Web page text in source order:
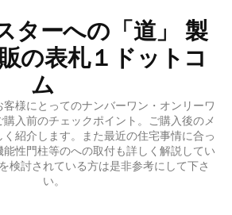
ターへの「道」 製
の表札１ドットコ
ム
様にとってのナンバーワン・オンリーワ
入前のチェックポイント。ご購入後のメ
紹介します。また最近の住宅事情に合っ
性門柱等のへの取付も詳しく解説してい
検討されている方は是非参考にして下さ
い。